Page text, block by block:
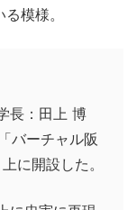
模様。
長：田上 博
バーチャル阪
に開設した。